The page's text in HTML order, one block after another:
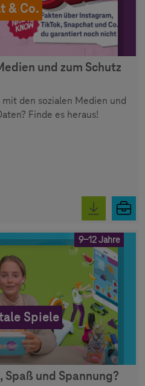
& Co.
und zum Schutz
den sozialen Medien und
Finde es heraus!
9-12 Jahre
Spiele
und Spannung?